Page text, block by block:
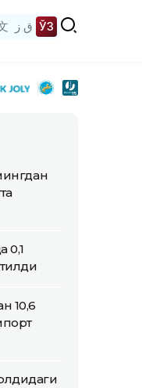
ق ز ЎЗ
0,1
10,6